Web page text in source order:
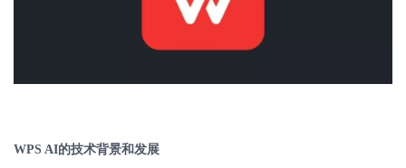
WPS AI的技术背景和发展